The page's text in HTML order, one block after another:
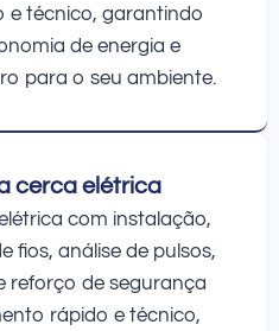
e técnico, garantindo
de energia e
para o seu ambiente.
cerca elétrica
com instalação,
fios, análise de pulsos,
reforço de segurança
rápido e técnico,